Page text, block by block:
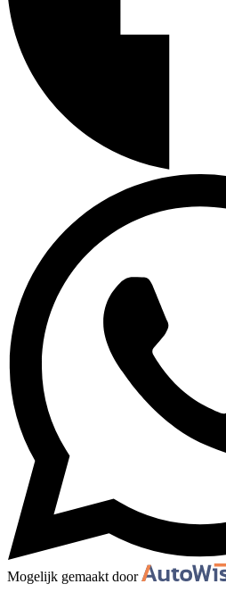
Mogelijk gemaakt door